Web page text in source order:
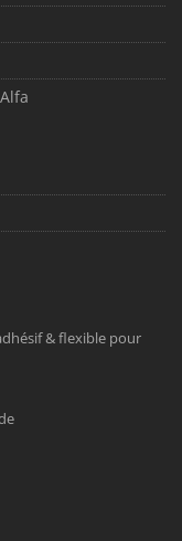
& flexible pour